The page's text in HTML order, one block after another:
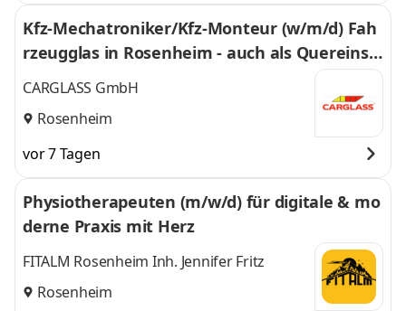
Kfz-Mechatroniker/Kfz-Monteur (w/m/d) Fah
rzeugglas in Rosenheim - auch als Quereinsti
eg - 392
CARGLASS GmbH
Rosenheim
vor 7 Tagen
Physiotherapeuten (m/w/d) für digitale & mo
derne Praxis mit Herz
FITALM Rosenheim Inh. Jennifer Fritz
Rosenheim